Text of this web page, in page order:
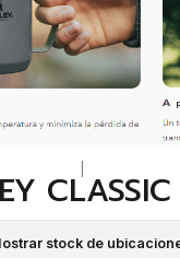
stock de